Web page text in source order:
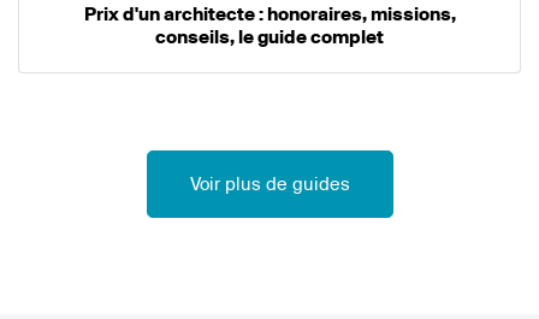
Prix d'un architecte : honoraires, missions,
conseils, le guide complet
Voir plus de guides